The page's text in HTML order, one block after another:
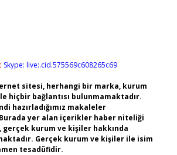
Skype: live:.cid.575569c608265c69
sitesi, herhangi bir marka, kurum
hiçbir bağlantısı bulunmamaktadır.
hazırladığımız makaleler
yer alan içerikler haber niteliği
gerçek kurum ve kişiler hakkında
Gerçek kurum ve kişiler ile isim
tesadüfidir.